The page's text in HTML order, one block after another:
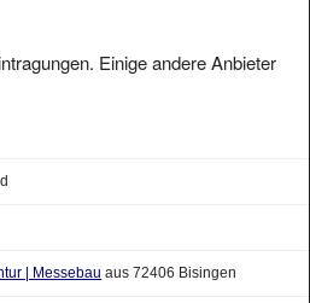
Einige andere Anbieter
| Messebau aus 72406 Bisingen